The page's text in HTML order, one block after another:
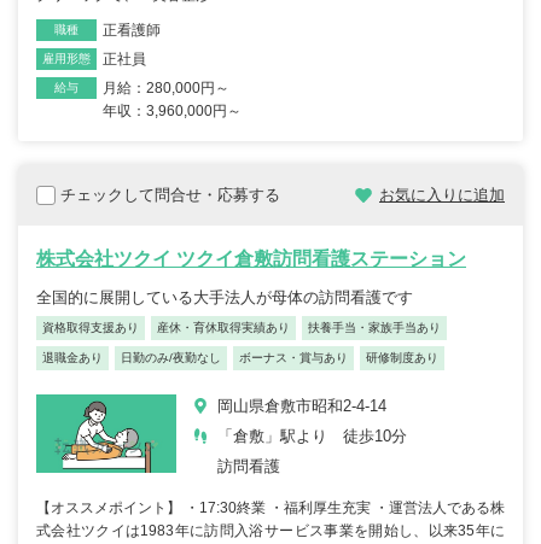
職種 正看護師
雇用形態 正社員
給与
月給：280,000円～
年収：3,960,000円～
チェックして問合せ・応募する お気に入りに追加
株式会社ツクイ ツクイ倉敷訪問看護ステーション
全国的に展開している大手法人が母体の訪問看護です
資格取得支援あり 産休・育休取得実績あり 扶養手当・家族手当あり
退職金あり 日勤のみ/夜勤なし ボーナス・賞与あり 研修制度あり
岡山県倉敷市昭和2-4-14
「倉敷」駅より 徒歩10分
訪問看護
【オススメポイント】 ・17:30終業 ・福利厚生充実 ・運営法人である株
式会社ツクイは1983年に訪問入浴サービス事業を開始し、以来35年に